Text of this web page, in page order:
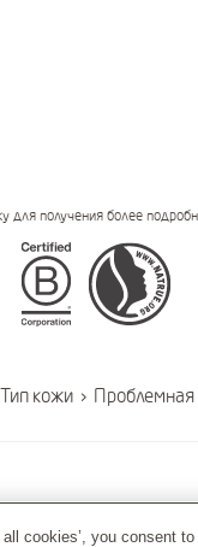
для получения более
Тип кожи › Проблемная
cookies’, you consent